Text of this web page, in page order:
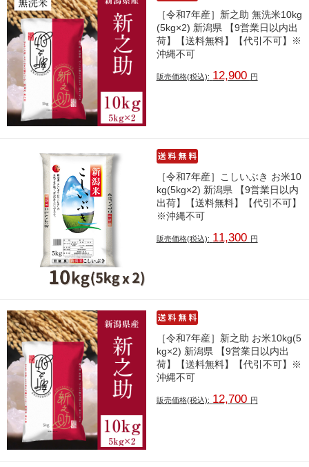
［令和7年産］新之助 無洗米10kg
(5kg×2) 新潟県 【9営業日以内出
荷】【送料無料】【代引不可】※
沖縄不可
販売価格(税込): 12,900 円
［令和7年産］こしいぶき お米10
kg(5kg×2) 新潟県 【9営業日以内
出荷】【送料無料】【代引不可】
※沖縄不可
販売価格(税込): 11,300 円
［令和7年産］新之助 お米10kg(5
kg×2) 新潟県 【9営業日以内出
荷】【送料無料】【代引不可】※
沖縄不可
販売価格(税込): 12,700 円